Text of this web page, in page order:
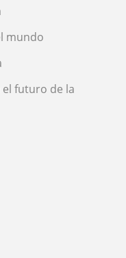
mundo
futuro de la